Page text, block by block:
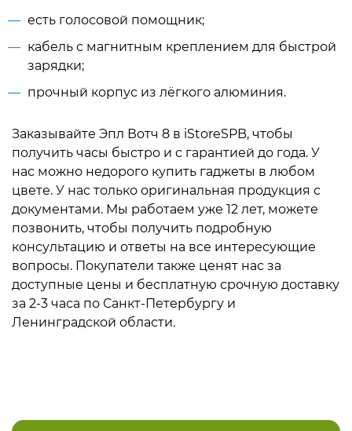
есть голосовой помощник;
кабель с магнитным креплением для быстрой
зарядки;
прочный корпус из лёгкого алюминия.
Заказывайте Эпл Вотч 8 в iStoreSPB, чтобы
получить часы быстро и с гарантией до года. У
нас можно недорого купить гаджеты в любом
цвете. У нас только оригинальная продукция с
документами. Мы работаем уже 12 лет, можете
позвонить, чтобы получить подробную
консультацию и ответы на все интересующие
вопросы. Покупатели также ценят нас за
доступные цены и бесплатную срочную доставку
за 2-3 часа по Санкт-Петербургу и
Ленинградской области.